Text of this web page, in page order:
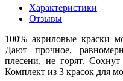
Характеристики
Отзывы
100% акриловые краски
Дают прочное,
плесени, не горят.
Комплект из 3 красок для